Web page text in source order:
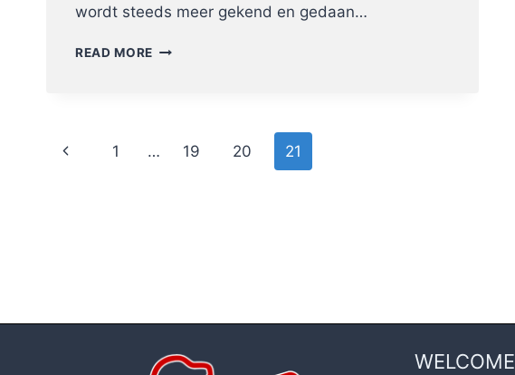
wordt steeds meer gekend en gedaan…
READ MORE ER
BASEBALL
Page
Previous
1 … 19 20 21
WELCOME